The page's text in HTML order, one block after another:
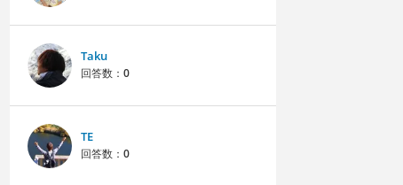
Taku
回答数： 0
TE
回答数： 0